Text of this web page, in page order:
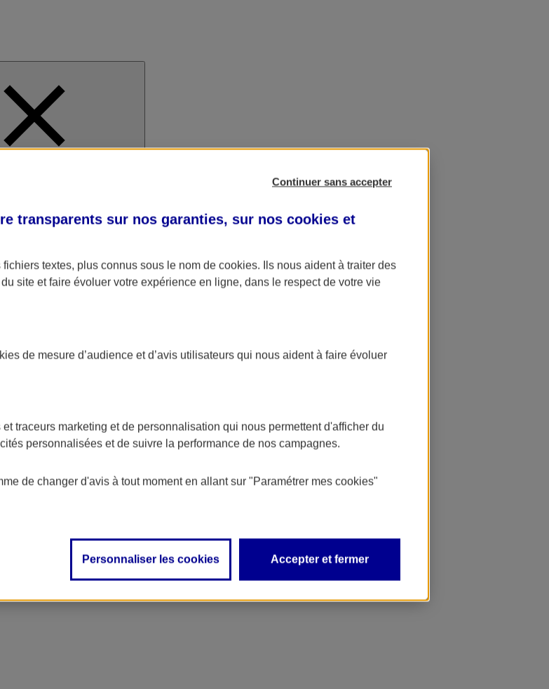
Continuer sans accepter
transparents sur nos garanties, sur nos cookies et
textes, plus connus sous le nom de cookies. Ils nous aident à traiter des
site et faire évoluer votre expérience en ligne, dans le respect de votre vie
de mesure d’audience et d’avis utilisateurs qui nous aident à faire évoluer
et traceurs marketing et de personnalisation qui nous permettent d'afficher du
personnalisées et de suivre la performance de nos campagnes.
de changer d'avis à tout moment en allant sur "Paramétrer mes cookies"
Personnaliser les cookies Accepter et fermer